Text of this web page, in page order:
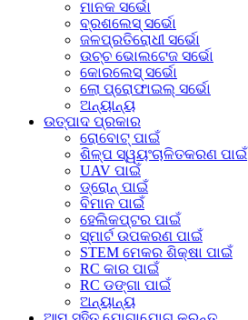
ମାନକ ସର୍ଭୋ
ବ୍ରଶଲେସ୍ ସର୍ଭୋ
ଜଳପ୍ରତିରୋଧୀ ସର୍ଭୋ
ଉଚ୍ଚ ଭୋଲଟେଜ ସର୍ଭୋ
କୋରଲେସ୍ ସର୍ଭୋ
ଲୋ ପ୍ରୋଫାଇଲ୍ ସର୍ଭୋ
ଅନ୍ୟାନ୍ୟ
ଉତ୍ପାଦ ପ୍ରକାର
ରୋବୋଟ୍ ପାଇଁ
ଶିଳ୍ପ ସ୍ୱୟଂଚାଳିତକରଣ ପାଇଁ
UAV ପାଇଁ
ଡ୍ରୋନ୍ ପାଇଁ
ବିମାନ ପାଇଁ
ହେଲିକପ୍ଟର ପାଇଁ
ସ୍ମାର୍ଟ ଉପକରଣ ପାଇଁ
STEM ମେକର ଶିକ୍ଷା ପାଇଁ
RC କାର ପାଇଁ
RC ଡଙ୍ଗା ପାଇଁ
ଅନ୍ୟାନ୍ୟ